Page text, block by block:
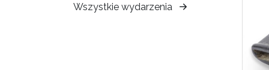
Wszystkie wydarzenia
Muzeum